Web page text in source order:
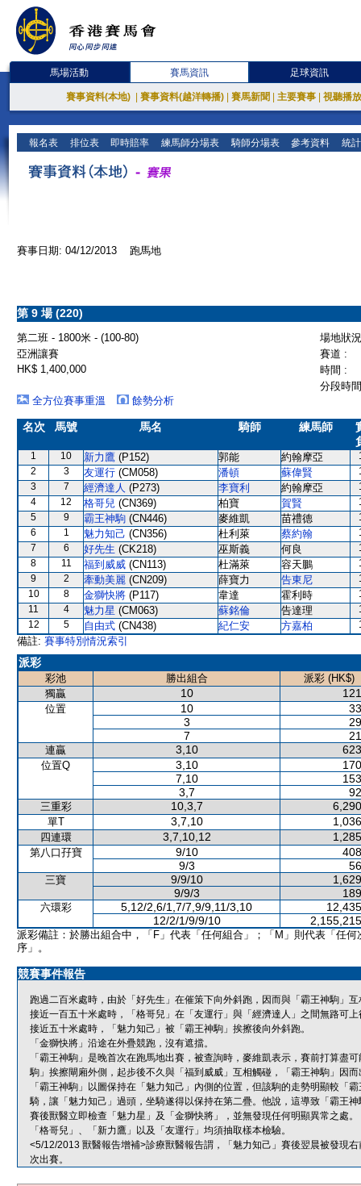
馬場活動 賽馬資訊 足球資訊
賽事資料(本地) 賽事資料(越洋轉播) 賽馬新聞 主要賽事 視聽播
報名表 排位表 即時賠率 練馬師分場表 騎師分場表 參考資料 統
賽事日期: 04/12/2013 跑馬地
第 9 場 (220)
第二班 - 1800米 - (100-80)
場地狀
亞洲讓賽
賽道 :
HK$ 1,400,000
時間 :
分段時
全方位賽事重溫
餘勢分析
名次 馬號 馬名 騎師 練馬師
1 10 新力鷹 (P152) 郭能 約翰摩亞
2
3 友運行 (CM058) 潘頓 蘇偉賢
3
7 經濟達人 (P273) 李寶利 約翰摩亞
4
12 格哥兒 (CN369) 柏寶 賀賢
5
9 霸王神駒 (CN446) 麥維凱 苗禮德
6
1 魅力知己 (CN356) 杜利萊 蔡約翰
7
6 好先生 (CK218) 巫斯義 何良
8
11 福到威威 (CN113) 杜滿萊 容天鵬
9
2 牽動美麗 (CN209) 薛寶力 告東尼
10
8 金獅快將 (P117) 韋達 霍利時
11
4 魅力星 (CM063) 蘇銘倫 告達理
12
5 自由式 (CN438) 紀仁安 方嘉柏
備註: 賽事特別情況索引
派彩
彩池 勝出組合
派彩 (HK$)
獨贏
10
位置 10
3
7
連贏 3,10
位置Q 3,10
7,10
3,7
三重彩 10,3,7
單T 3,7,10
四連環 3,7,10,12
第八口孖寶 9/10
9/3
三寶 9/9/10
9/9/3
六環彩 5,12/2,6/1,7/7,9/9,11/3,10
12/2/1/9/9/10
派彩備註：於勝出組合中，「F」代表「任何組合」；「M」則代表「任何
序」。
競賽事件報告
跑過二百米處時，由於「好先生」在催策下向外斜跑，因而與「霸王神駒」
接近一百五十米處時，「格哥兒」在「友運行」與「經濟達人」之間無路可
接近五十米處時，「魅力知己」被「霸王神駒」挨擦後向外斜跑。
「金獅快將」沿途在外疊競跑，沒有遮擋。
「霸王神駒」是晚首次在跑馬地出賽，被查詢時，麥維凱表示，賽前打算盡
駒」挨擦閘廂外側，起步後不久與「福到威威」互相觸碰，「霸王神駒」因
「霸王神駒」以圖保持在「魅力知己」內側的位置，但該駒的走勢明顯較「
騎，讓「魅力知己」過頭，坐騎遂得以保持在第二疊。他說，這導致「霸王
賽後獸醫立即檢查「魅力星」及「金獅快將」，並無發現任何明顯異常之處。
「格哥兒」、「新力鷹」以及「友運行」均須抽取樣本檢驗。
<5/12/2013 獸醫報告增補>診療獸醫報告謂，「魅力知己」賽後翌晨被發現
次出賽。